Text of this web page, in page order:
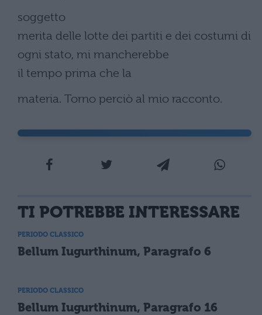
soggetto
merita delle lotte dei partiti e dei costumi di
ogni stato, mi mancherebbe
il tempo prima che la
materia. Torno perciò al mio racconto.
TI POTREBBE INTERESSARE
PERIODO CLASSICO
Bellum Iugurthinum, Paragrafo 6
PERIODO CLASSICO
Bellum Iugurthinum, Paragrafo 16